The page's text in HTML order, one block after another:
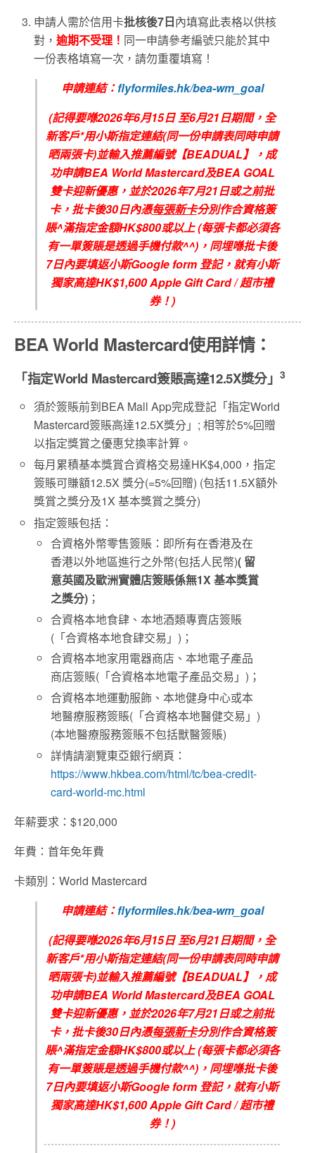
申請人需於信用卡批核後7日內填寫此表格以供核
對，逾期不受理！ 同一申請參考編號只能於其中
一份表格填寫一次，請勿重覆填寫！
申請連結：flyformiles.hk/bea-wm_goal
(記得要喺2026年6月15日至6月21日期間，全
新客戶*用小斯指定連結(同一份申請表同時申請
晒兩張卡)並輸入推薦編號【BEADUAL】，成
功申請BEA World Mastercard及BEA GOAL
雙卡迎新優惠，並於2026年7月21日或之前批
卡，批卡後30日內憑每張新卡分別作合資格簽
賬^滿指定金額HK$800或以上(每張卡都必須各
有一單簽賬是透過手機付款^^) ，同埋喺批卡後
7日內要填返小斯Google form 登記，就有小斯
獨家高達HK$1,600 Apple Gift Card /超市禮
券！)
BEA World Mastercard使用詳情：
「指定World Mastercard簽賬高達12.5X獎分」3
須於簽賬前到BEA Mall App完成登記「指定World
Mastercard簽賬高達12.5X獎分」; 相等於5%回贈
以指定獎賞之優惠兌換率計算。
每月累積基本獎賞合資格交易達HK$4,000，指定
簽賬可賺額12.5X 獎分(=5%回贈) (包括11.5X額外
獎賞之獎分及1X 基本獎賞之獎分)
指定簽賬包括：
合資格外幣零售簽賬：即所有在香港及在
香港以外地區進行之外幣(包括人民幣)( 留
意英國及歐洲實體店簽賬係無1X基本獎賞
之獎分) ；
合資格本地食肆、本地酒類專賣店簽賬
(「合資格本地食肆交易」)；
合資格本地家用電器商店、本地電子產品
商店簽賬(「合資格本地電子產品交易」)；
合資格本地運動服飾、本地健身中心或本
地醫療服務簽賬(「合資格本地醫健交易」)
(本地醫療服務簽賬不包括獸醫簽賬)
詳情請瀏覽東亞銀行網頁：
https://www.hkbea.com/html/tc/bea-credit-
card-world-mc.html
年薪要求：$120,000
年費：首年免年費
卡類別：World Mastercard
申請連結：flyformiles.hk/bea-wm_goal
(記得要喺2026年6月15日至6月21日期間，全
新客戶*用小斯指定連結(同一份申請表同時申請
晒兩張卡)並輸入推薦編號【BEADUAL】，成
功申請BEA World Mastercard及BEA GOAL
雙卡迎新優惠，並於2026年7月21日或之前批
卡，批卡後30日內憑每張新卡分別作合資格簽
賬^滿指定金額HK$800或以上(每張卡都必須各
有一單簽賬是透過手機付款^^) ，同埋喺批卡後
7日內要填返小斯Google form 登記，就有小斯
獨家高達HK$1,600 Apple Gift Card /超市禮
券！)